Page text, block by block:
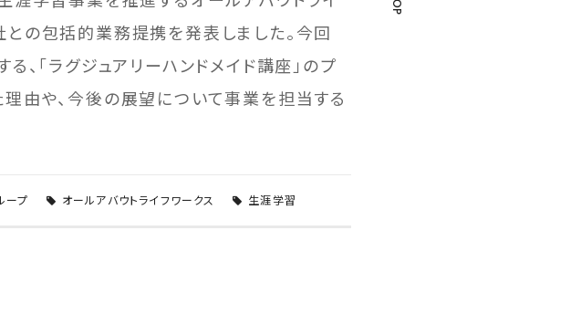
の包括的業務提携を発表しました。今回
「ラグジュアリーハンドメイド講座」のプ
由や、今後の展望について事業を担当する
ープ オールアバウトライフワークス 生涯学習